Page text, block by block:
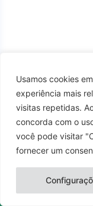
Usamos cookies
experiência mais
visitas repetidas.
concorda com o
você pode visitar
fornecer um
A Mais
estrutura
em diversas
um consultor